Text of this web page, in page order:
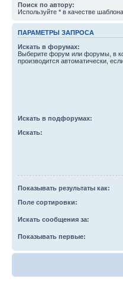
Поиск по автору:
Используйте * в качестве шаблона.
ПАРАМЕТРЫ ЗАПРОСА
Искать в форумах:
Выберите форум или форумы, в
производится автоматически,
Искать в подфорумах:
Искать:
Показывать результаты как:
Поле сортировки:
Искать сообщения за:
Показывать первые: